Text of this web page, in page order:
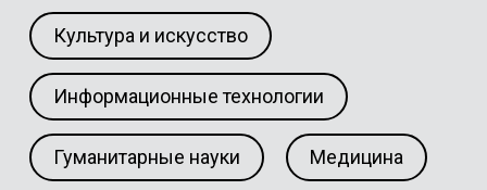
Культура и искусство
Информационные технологии
Гуманитарные науки Медицина